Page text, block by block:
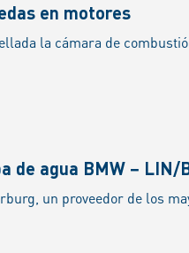
en motores
de agua BMW − LIN/